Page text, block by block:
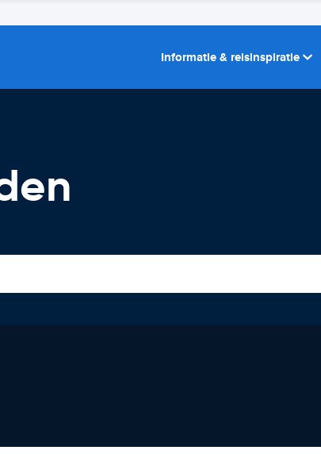
Informatie & reisinspiratie